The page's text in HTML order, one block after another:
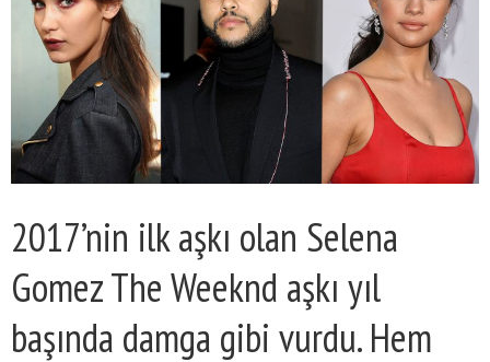
2017’nin ilk aşkı olan Selena
Gomez The Weeknd aşkı yıl
başında damga gibi vurdu. Hem